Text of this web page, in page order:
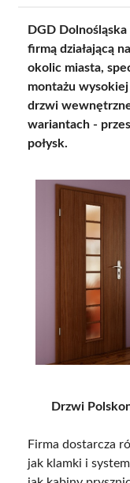
DGD
firmą działającą
okolic miasta,
montażu
drzwi
wariantach -
połysk.
Drzwi
Firma dostarcza
jak klamki i